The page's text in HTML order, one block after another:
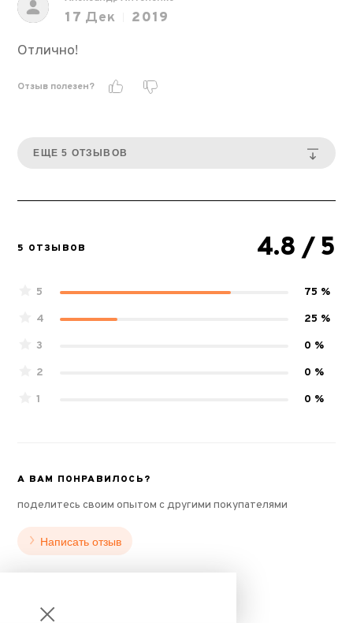
17 Дек
2019
Отлично!
Отзыв полезен?
ЕЩЕ 5 ОТЗЫВОВ
5 ОТЗЫВОВ 4.8 / 5
5
75 %
4
25 %
3
0 %
2
0 %
1
0 %
А ВАМ ПОНРАВИЛОСЬ?
поделитесь своим опытом с другими покупателями
Написать отзыв